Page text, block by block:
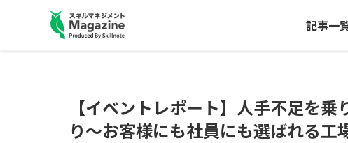
記事一
【イベントレポート】人手不足を
り〜お客様にも社員にも選ばれる工